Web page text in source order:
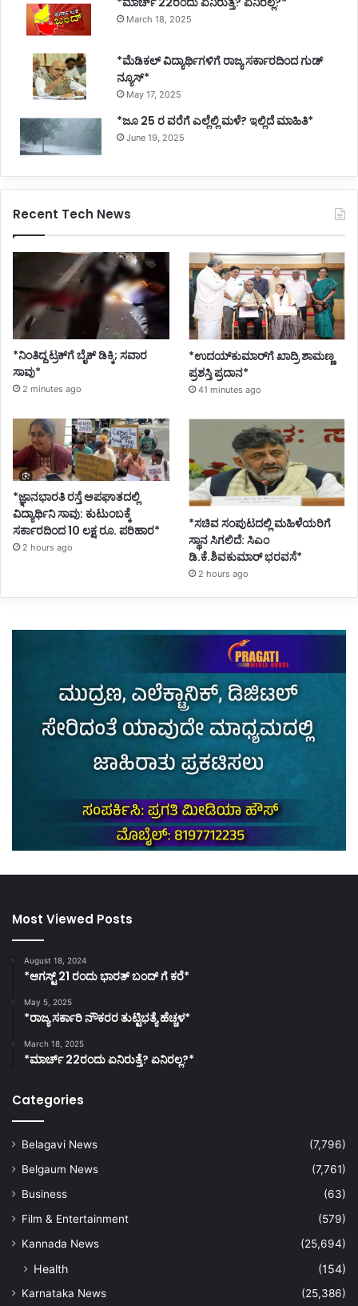
March 18, 2025
*ಮೆಡಿಕಲ್ ವಿದ್ಯಾರ್ಥಿಗಳಿಗೆ ರಾಜ್ಯ ಸರ್ಕಾರದಿಂದ ಗುಡ್
ನ್ಯೂಸ್*
May 17, 2025
*ಜೂ 25 ರ ವರೆಗೆ ಎಲ್ಲೆಲ್ಲಿ ಮಳೆ? ಇಲ್ಲಿದೆ ಮಾಹಿತಿ*
June 19, 2025
Recent Tech News
*ನಿಂತಿದ್ದ ಟ್ರಕ್‌ಗೆ ಬೈಕ್ ಡಿಕ್ಕಿ; ಸವಾರ
ಸಾವು*
2 minutes ago
*ಉದಯ್‌ಕುಮಾರ್‌ಗೆ ಖಾದ್ರಿ ಶಾಮಣ್ಣ
ಪ್ರಶಸ್ತಿ ಪ್ರದಾನ*
41 minutes ago
*ಜ್ಞಾನಭಾರತಿ ರಸ್ತೆ ಅಪಘಾತದಲ್ಲಿ
ವಿದ್ಯಾರ್ಥಿನಿ ಸಾವು: ಕುಟುಂಬಕ್ಕೆ
ಸರ್ಕಾರದಿಂದ 10 ಲಕ್ಷ ರೂ. ಪರಿಹಾರ*
2 hours ago
*ಸಚಿವ ಸಂಪುಟದಲ್ಲಿ ಮಹಿಳೆಯರಿಗೆ
ಸ್ಥಾನ ಸಿಗಲಿದೆ: ಸಿಎಂ
ಡಿ.ಕೆ.ಶಿವಕುಮಾರ್ ಭರವಸೆ*
2 hours ago
Most Viewed Posts
August 18, 2024
*ಆಗಸ್ಟ್ 21 ರಂದು ಭಾರತ್‌ ಬಂದ್‌ ಗೆ ಕರೆ*
May 5, 2025
*ರಾಜ್ಯ ಸರ್ಕಾರಿ ನೌಕರರ ತುಟ್ಟಿಭತ್ಯೆ ಹೆಚ್ಚಳ*
March 18, 2025
*ಮಾರ್ಚ್ 22ರಂದು ಏನಿರುತ್ತೆ? ಏನಿರಲ್ಲ?*
Categories
Belagavi News
(7,796)
Belgaum News
(7,761)
Business
(63)
Film & Entertainment
(579)
Kannada News
(25,694)
Health (154)
Karnataka News
(25,386)